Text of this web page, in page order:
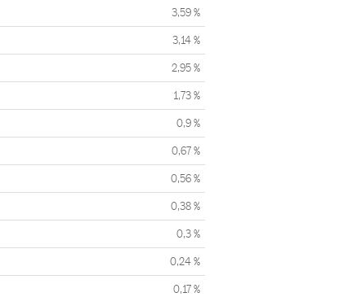
3,59 %
3,14 %
2,95 %
1,73 %
0,9 %
0,67 %
0,56 %
0,38 %
0,3 %
0,24 %
0,17 %